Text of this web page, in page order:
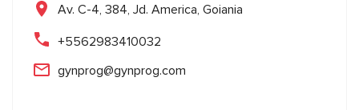
Av. C-4, 384, Jd. America, Goiania
+5562983410032
gynprog@gynprog.com